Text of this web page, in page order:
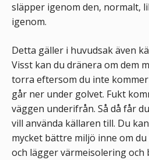
släpper igenom den, normalt,
igenom.
Detta gäller i huvudsak även
Visst kan du dränera om dem
torra eftersom du inte
går ner under golvet. Fukt
väggen underifrån. Så då får
vill använda källaren till. Du
mycket bättre miljö inne om
och lägger värmeisolering och